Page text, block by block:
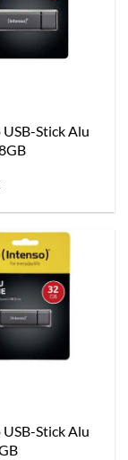
Stick Alu
Stick Alu